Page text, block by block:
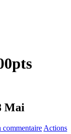
Mai
commentaire Actions